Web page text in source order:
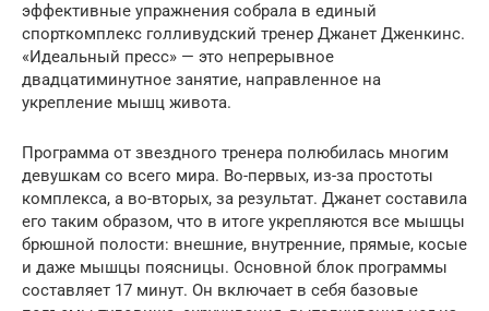
эффективные упражнения собрала в единый
спорткомплекс голливудский тренер Джанет Дженкинс.
«Идеальный пресс» — это непрерывное
двадцатиминутное занятие, направленное на
укрепление мышц живота.
Программа от звездного тренера полюбилась многим
девушкам со всего мира. Во-первых, из-за простоты
комплекса, а во-вторых, за результат. Джанет составила
его таким образом, что в итоге укрепляются все мышцы
брюшной полости: внешние, внутренние, прямые, косые
и даже мышцы поясницы. Основной блок программы
составляет 17 минут. Он включает в себя базовые